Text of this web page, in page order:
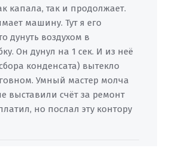
капала, так и продолжает.
машину. Тут я его
дунуть воздухом в
Он дунул на 1 сек. И из неё
конденсата) вытекло
Умный мастер молча
выставили счёт за ремонт
но послал эту контору